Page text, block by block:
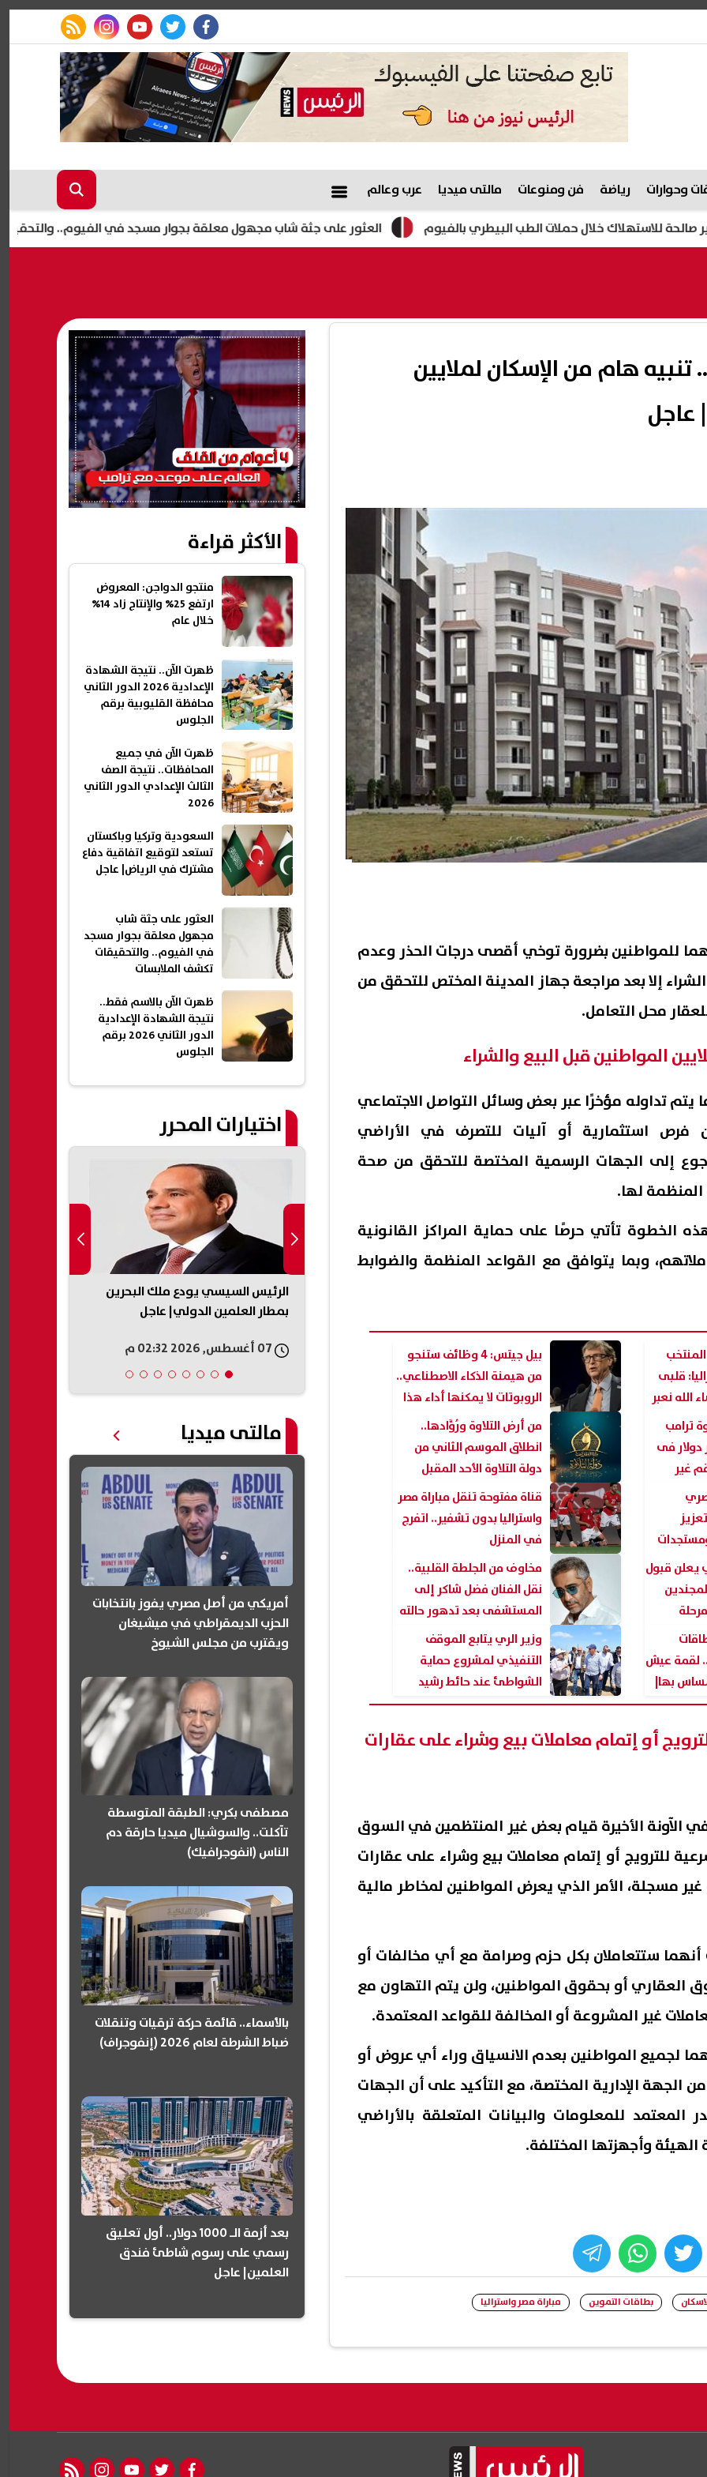
facebook
twitter
youtube
instagram
rss feed
وحوارات رياضة فن ومنوعات مالتى ميديا عرب وعالم
العثور على جثة شاب مجهول معلقة بجوار مسجد في الفيوم.. والتحقيقات تكشف
هام من الإسكان لملايين
عاجل
للمواطنين بضرورة توخي أقصى درجات الحذر وعدم
إلا بعد مراجعة جهاز المدينة المختص للتحقق من
محل التعامل.
المواطنين قبل البيع والشراء
تداوله مؤخرًا عبر بعض وسائل التواصل الاجتماعي
فرص استثمارية أو آليات للتصرف في الأراضي
إلى الجهات الرسمية المختصة للتحقق من صحة
المنظمة لها.
الخطوة تأتي حرصًا على حماية المراكز القانونية
وبما يتوافق مع القواعد المنظمة والضوابط
قلبى
الله نعبر
بيل جيتس: 4 وظائف ستنجو
من هيمنة الذكاء الاصطناعي..
الروبوتات لا يمكنها أداء هذا
الدور
ترامب
مليار دولار فى
غير
من أرض التلاوة ورُوَّادها..
انطلاق الموسم الثاني من
دولة التلاوة الأحد المقبل
ومستجدات
قناة مفتوحة تنقل مباراة مصر
واستراليا بدون تشفير.. اتفرج
في المنزل
يعلن قبول
مخاوف من الجلطة القلبية..
نقل الفنان فضل شاكر إلى
المستشفى بعد تدهور حالته
الصحية
لقمة عيش
بها|
وزير الري يتابع الموقف
التنفيذي لمشروع حماية
الشواطئ عند حائط رشيد
بمحافظة كفر الشيخ
أو إتمام معاملات بيع وشراء على عقارات
الآونة الأخيرة قيام بعض غير المنتظمين في السوق
للترويج أو إتمام معاملات بيع وشراء على عقارات
مسجلة، الأمر الذي يعرض المواطنين لمخاطر مالية
أنهما ستتعاملان بكل حزم وصرامة مع أي مخالفات أو
العقاري أو بحقوق المواطنين، ولن يتم التهاون مع
غير المشروعة أو المخالفة للقواعد المعتمدة.
لجميع المواطنين بعدم الانسياق وراء أي عروض أو
الجهة الإدارية المختصة، مع التأكيد على أن الجهات
للمعلومات والبيانات المتعلقة بالأراضي
الهيئة وأجهزتها المختلفة.
twitter
whats
بطاقات التموين مباراة مصر واستراليا
الأكثر قراءة
منتجو الدواجن: المعروض
ارتفع 25% والإنتاج زاد 14%
خلال عام
ظهرت الآن.. نتيجة الشهادة
الإعدادية 2026 الدور الثاني
محافظة القليوبية برقم
الجلوس
ظهرت الآن في جميع
المحافظات.. نتيجة الصف
الثالث الإعدادي الدور الثاني
2026
السعودية وتركيا وباكستان
تستعد لتوقيع اتفاقية دفاع
مشترك في الرياض| عاجل
العثور على جثة شاب
مجهول معلقة بجوار مسجد
في الفيوم.. والتحقيقات
تكشف الملابسات
ظهرت الآن بالاسم فقط..
نتيجة الشهادة الإعدادية
الدور الثاني 2026 برقم
الجلوس
اختيارات المحرر
الرياض| عاجل
الرئيس السيسي يودع ملك البحرين
بمطار العلمين الدولي| عاجل
مالتى ميديا
أمريكي من أصل مصري يفوز بانتخابات
الحزب الديمقراطي في ميشيغان
ويقترب من مجلس الشيوخ
مصطفى بكري: الطبقة المتوسطة
تآكلت.. والسوشيال ميديا حارقة دم
الناس (انفوجرافيك)
بالأسماء.. قائمة حركة ترقيات وتنقلات
ضباط الشرطة لعام 2026 (إنفوجراف)
بعد أزمة الـ 1000 دولار.. أول تعليق
رسمي على رسوم شاطئ فندق
العلمين| عاجل